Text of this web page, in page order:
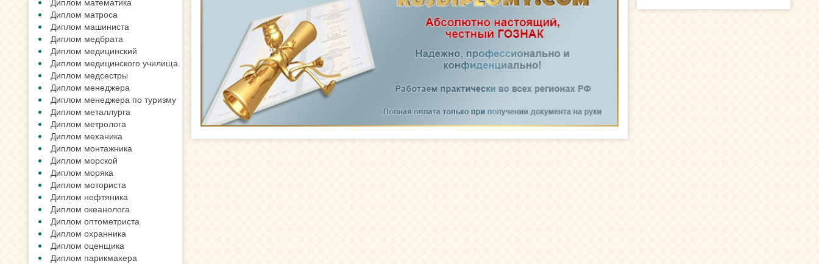
Диплом матроса
Диплом машиниста
Диплом медбрата
Диплом медицинский
Диплом медицинского училища
Диплом медсестры
Диплом менеджера
Диплом менеджера по туризму
Диплом металлурга
Диплом метролога
Диплом механика
Диплом монтажника
Диплом морской
Диплом моряка
Диплом моториста
Диплом нефтяника
Диплом океанолога
Диплом оптометриста
Диплом охранника
Диплом оценщика
Диплом парикмахера